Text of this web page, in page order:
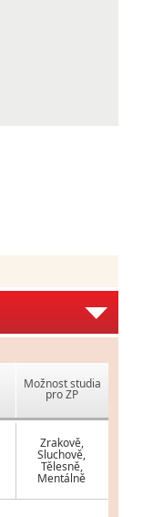
Možnost studia
pro ZP
Zrakově,
Sluchově,
Tělesně,
Mentálně